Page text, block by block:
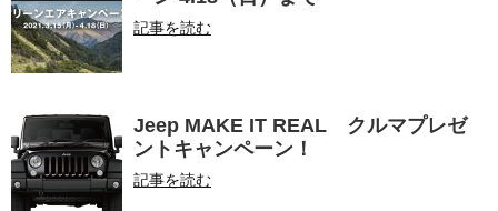
記事を読む
Jeep MAKE IT REAL クルマプレゼ
ントキャンペーン！
記事を読む